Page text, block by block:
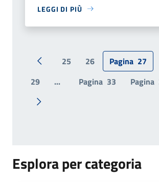
LEGGI DI PIÙ
Pagina precedente
25 26 Pagina 27
29
... Pagina 33 Pagina
Pagina successiva
Esplora per categoria